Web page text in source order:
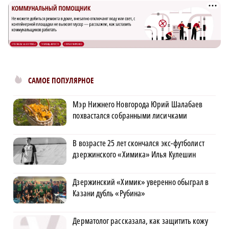
САМОЕ ПОПУЛЯРНОЕ
Мэр Нижнего Новгорода Юрий Шалабаев
похвастался собранными лисичками
В возрасте 25 лет скончался экс-футболист
дзержинского «Химика» Илья Кулешин
Дзержинский «Химик» уверенно обыграл в
Казани дубль «Рубина»
Дерматолог рассказала, как защитить кожу